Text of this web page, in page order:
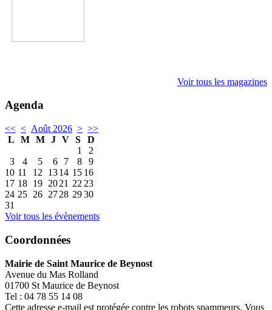
Voir tous les magazines
Agenda
<< < Août 2026 > >>
L
M M J V S
D
1
2
3
4 5 6 7 8
9
10 11 12 1314 15 16
17 18 19 2021 22 23
24 25 26 2728 2930
31
Voir tous les évènements
Coordonnées
Mairie de Saint Maurice de Beynost
Avenue du Mas Rolland
01700 St Maurice de Beynost
Tel : 04 78 55 14 08
Cette adresse e-mail est protégée contre les robots spammeurs. Vous